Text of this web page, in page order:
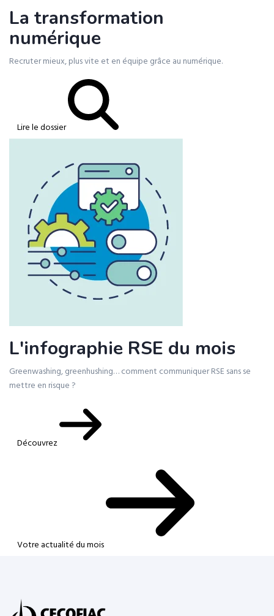
La transformation
numérique
Recruter mieux, plus vite et en équipe grâce au numérique.
Lire le dossier
L'infographie RSE du mois
Greenwashing, greenhushing… comment communiquer RSE sans se
mettre en risque ?
Découvrez
Votre actualité du mois